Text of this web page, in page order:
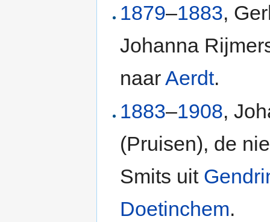
1879–1883,
Johanna
naarAerdt.
1883–1908,
(Pruisen), de
Smits uit
Doetinchem.